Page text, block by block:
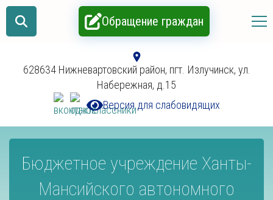
628634 Нижневартовский район, пгт. Излучинск, ул.
Набережная, д.15
Версия для слабовидящих
Бюджетное учреждение Ханты-
Мансийского автономного
Обращение граждан